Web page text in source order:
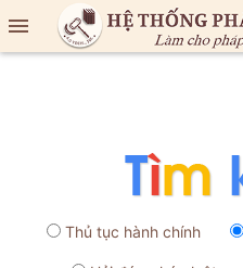

Thủ tục hành chính